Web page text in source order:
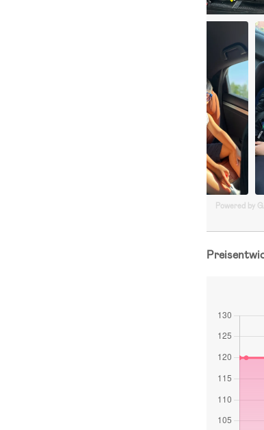
Powered by